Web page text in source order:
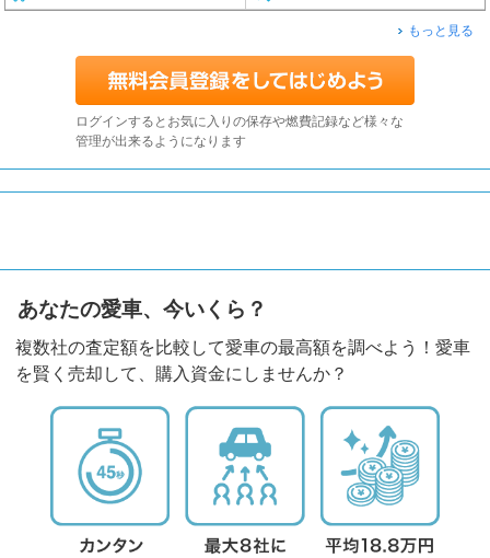
もっと見る
ログインするとお気に入りの保存や燃費記録など様々な
管理が出来るようになります
あなたの愛車、今いくら？
複数社の査定額を比較して愛車の最高額を調べよう！愛車
を賢く売却して、購入資金にしませんか？